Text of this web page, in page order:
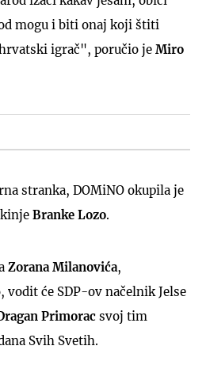
mogu i biti onaj koji štiti
igrač", poručio je Miro
stranka, DOMiNO okupila je
Branke Lozo.
Zorana Milanovića,
vodit će SDP-ov načelnik Jelse
Primorac svoj tim
Svih Svetih.